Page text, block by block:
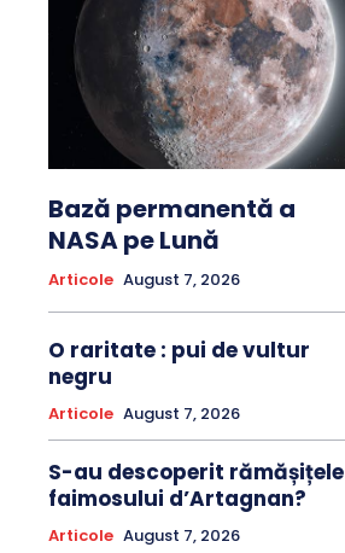
Bază permanentă a
NASA pe Lună
Articole August 7, 2026
O raritate : pui de vultur
negru
Articole August 7, 2026
S-au descoperit rămășițele
faimosului d’Artagnan?
Articole August 7, 2026